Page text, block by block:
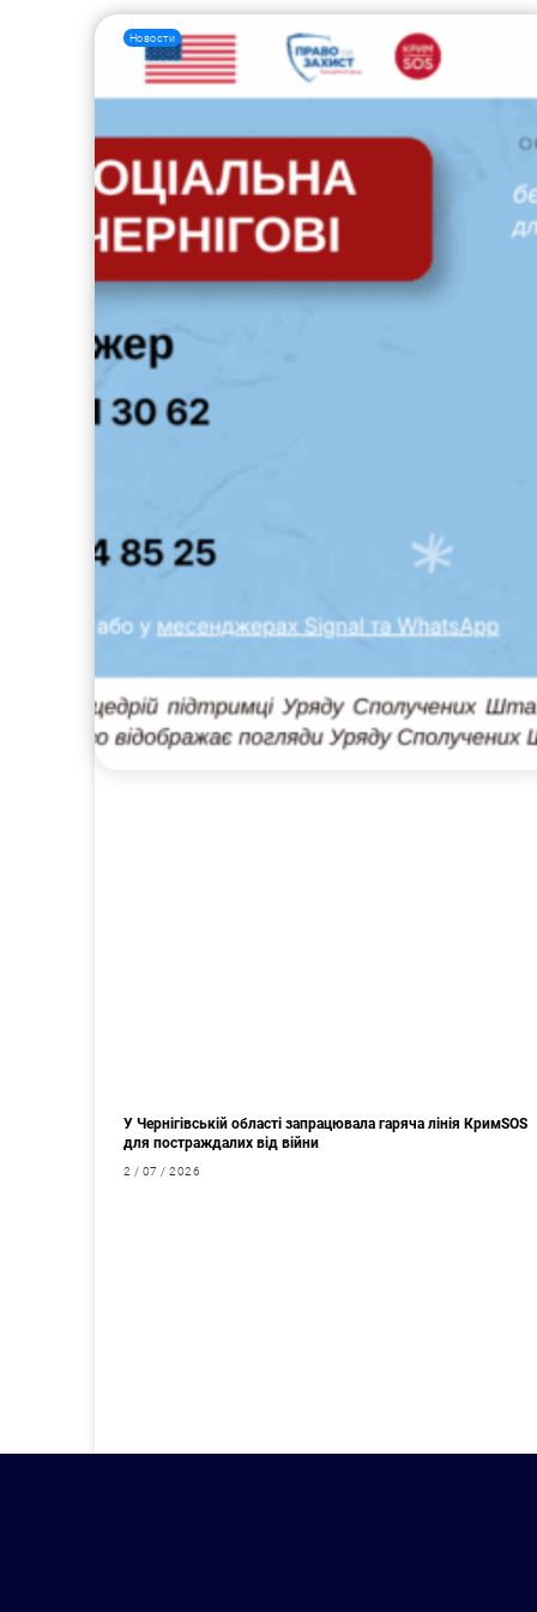
Новости
У Чернігівській області запрацювала гаряча лінія КримSOS
для постраждалих від війни
2 / 07 / 2026